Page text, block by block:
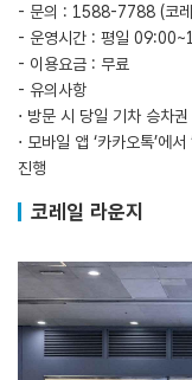
- 문의 : 1588-7788 (코레
- 운영시간 : 평일
- 이용요금 : 무료
- 유의사항
⋅ 방문 시 당일 기차 승차
⋅ 모바일 앱 ‘카카오톡’에
진행
코레일 라운지